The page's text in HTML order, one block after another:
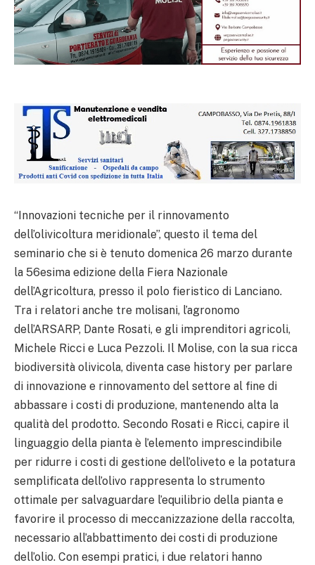
“Innovazioni tecniche per il rinnovamento
dell’olivicoltura meridionale”, questo il tema del
seminario che si è tenuto domenica 26 marzo durante
la 56esima edizione della Fiera Nazionale
dell’Agricoltura, presso il polo fieristico di Lanciano.
Tra i relatori anche tre molisani, l’agronomo
dell’ARSARP, Dante Rosati, e gli imprenditori agricoli,
Michele Ricci e Luca Pezzoli. Il Molise, con la sua ricca
biodiversità olivicola, diventa case history per parlare
di innovazione e rinnovamento del settore al fine di
abbassare i costi di produzione, mantenendo alta la
qualità del prodotto. Secondo Rosati e Ricci, capire il
linguaggio della pianta è l’elemento imprescindibile
per ridurre i costi di gestione dell’oliveto e la potatura
semplificata dell’olivo rappresenta lo strumento
ottimale per salvaguardare l’equilibrio della pianta e
favorire il processo di meccanizzazione della raccolta,
necessario all’abbattimento dei costi di produzione
dell’olio. Con esempi pratici, i due relatori hanno